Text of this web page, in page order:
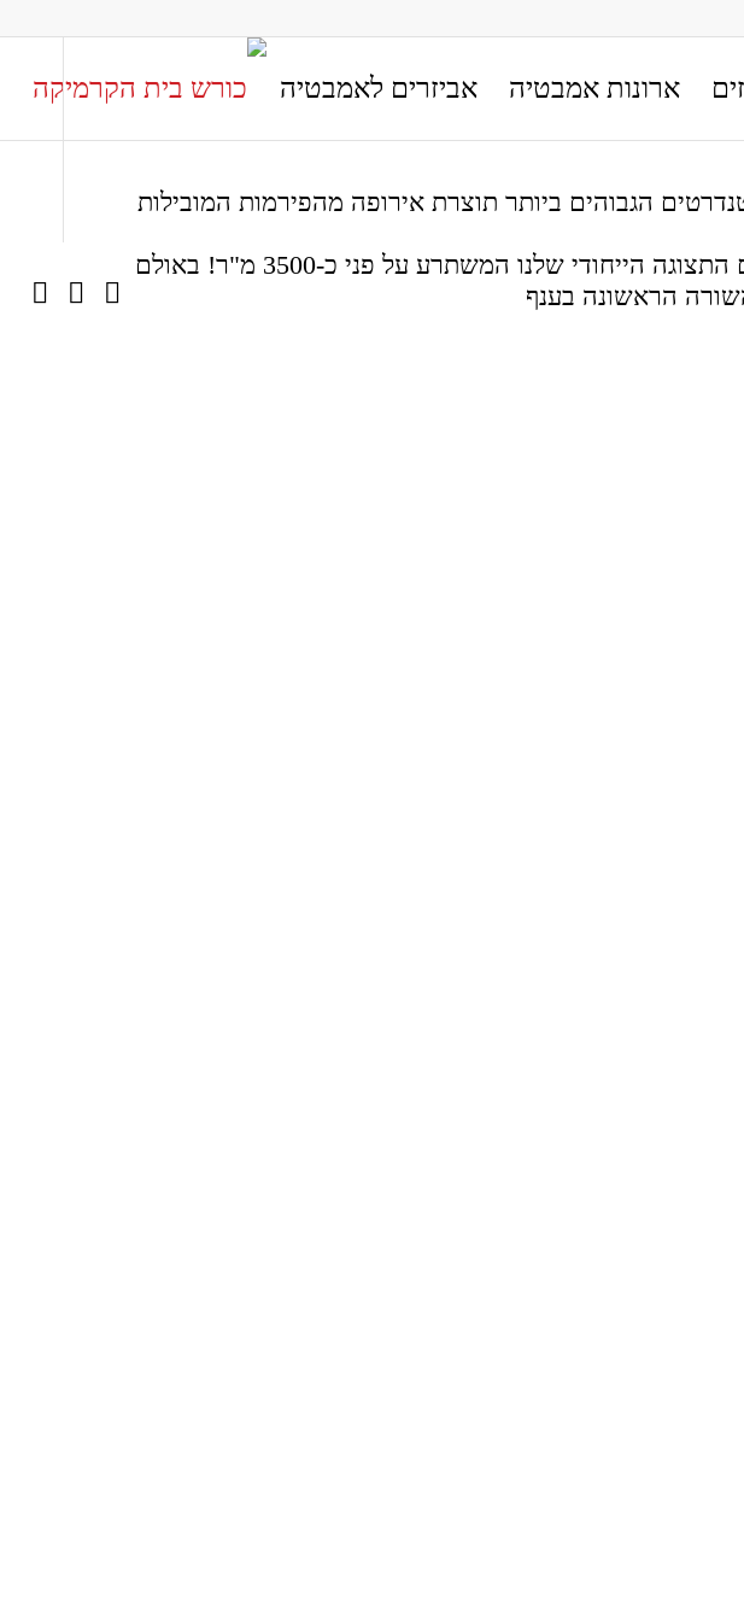
ארונות אמבטיה אביזרים לאמבטיה
הגבוהים ביותר תוצרת אירופה מהפירמות המובילות
הנכם מוזמנים להתרשם מהגלריות באתר וכמובן נשמח לארח אתכם באולם התצוגה הייחודי שלנו המשתרע על פני כ-3500 מ"ר! באולם
הראשונה בענף